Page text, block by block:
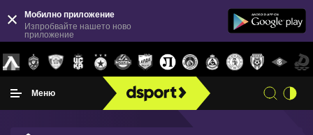
Мобилно приложение
Изпробвайте нашето ново
приложение
Меню